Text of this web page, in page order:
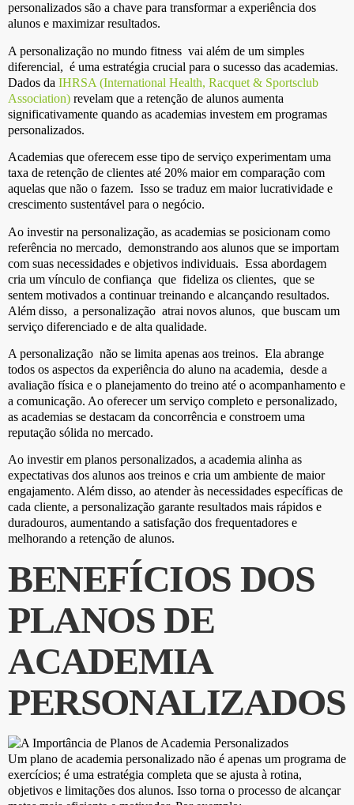
personalizados são a chave para transformar a experiência dos
alunos e maximizar resultados.
A personalização no mundo fitness vai além de um simples
diferencial, é uma estratégia crucial para o sucesso das academias.
Dados da IHRSA (International Health, Racquet & Sportsclub
Association) revelam que a retenção de alunos aumenta
significativamente quando as academias investem em programas
personalizados.
Academias que oferecem esse tipo de serviço experimentam uma
taxa de retenção de clientes até 20% maior em comparação com
aquelas que não o fazem. Isso se traduz em maior lucratividade e
crescimento sustentável para o negócio.
Ao investir na personalização, as academias se posicionam como
referência no mercado, demonstrando aos alunos que se importam
com suas necessidades e objetivos individuais. Essa abordagem
cria um vínculo de confiança que fideliza os clientes, que se
sentem motivados a continuar treinando e alcançando resultados.
Além disso, a personalização atrai novos alunos, que buscam um
serviço diferenciado e de alta qualidade.
A personalização não se limita apenas aos treinos. Ela abrange
todos os aspectos da experiência do aluno na academia, desde a
avaliação física e o planejamento do treino até o acompanhamento e
a comunicação. Ao oferecer um serviço completo e personalizado,
as academias se destacam da concorrência e constroem uma
reputação sólida no mercado.
Ao investir em planos personalizados, a academia alinha as
expectativas dos alunos aos treinos e cria um ambiente de maior
engajamento. Além disso, ao atender às necessidades específicas de
cada cliente, a personalização garante resultados mais rápidos e
duradouros, aumentando a satisfação dos frequentadores e
melhorando a retenção de alunos.
BENEFÍCIOS DOS
PLANOS DE
ACADEMIA
PERSONALIZADOS
Um plano de academia personalizado não é apenas um programa de
exercícios; é uma estratégia completa que se ajusta à rotina,
objetivos e limitações dos alunos. Isso torna o processo de alcançar